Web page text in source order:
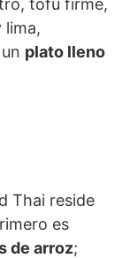
tofu firme,
lima,
plato lleno
Thai reside
es
de arroz;